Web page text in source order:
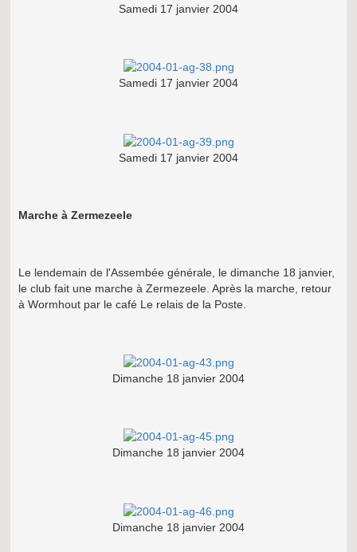
Samedi 17 janvier 2004
Samedi 17 janvier 2004
Samedi 17 janvier 2004
Marche à Zermezeele
Le lendemain de l'Assembée générale, le dimanche 18 janvier,
le club fait une marche à Zermezeele. Après la marche, retour
à Wormhout par le café Le relais de la Poste.
Dimanche 18 janvier 2004
Dimanche 18 janvier 2004
Dimanche 18 janvier 2004